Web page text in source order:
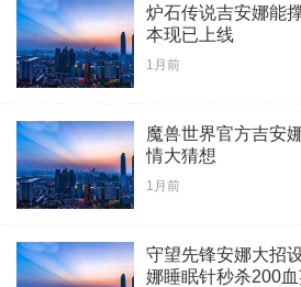
炉石传说吉安娜能
本现已上线
1月前
魔兽世界官方吉安
情大猜想
1月前
守望先锋安娜大招
娜睡眠针秒杀200